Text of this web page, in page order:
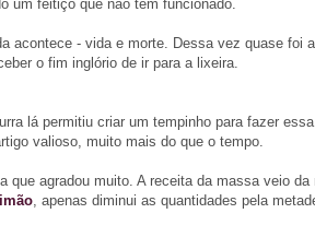
um feitiço que não tem funcionado.
acontece - vida e morte. Dessa vez quase foi
o fim inglório de ir para a lixeira.
lá permitiu criar um tempinho para fazer
valioso, muito mais do que o tempo.
que agradou muito. A receita da massa veio
, apenas diminui as quantidades pela